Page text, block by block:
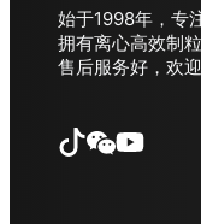
始于1998年，专
拥有离心高效制
售后服务好，欢